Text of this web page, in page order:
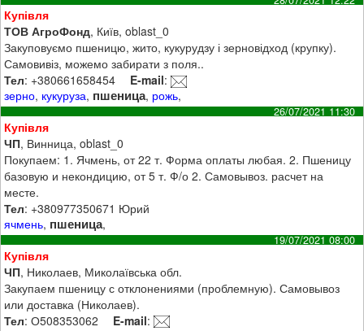
Купівля
ТОВ АгроФонд, Київ, oblast_0
Закуповуємо пшеницю, жито, кукурудзу і зерновідход (крупку).
Самовивіз, можемо забирати з поля..
Тел: +380661658454 E-mail:
зерно, кукуруза, пшеница, рожь,
26/07/2021 11:30
Купівля
ЧП, Винница, oblast_0
Покупаем: 1. Ячмень, от 22 т. Форма оплаты любая. 2. Пшеницу
базовую и некондицию, от 5 т. Ф/о 2. Самовывоз. расчет на
месте.
Тел: +380977350671 Юрий
ячмень, пшеница,
19/07/2021 08:00
Купівля
ЧП, Николаев, Миколаївська обл.
Закупаем пшеницу с отклонениями (проблемную). Самовывоз
или доставка (Николаев).
Тел: О508353062 E-mail: